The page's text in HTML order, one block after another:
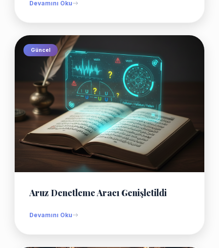
Devamını Oku
Güncel
Aruz Denetleme Aracı Genişletildi
Devamını Oku